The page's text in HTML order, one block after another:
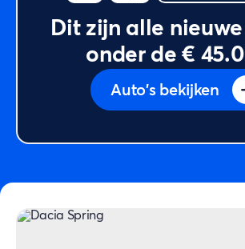
Dit zijn alle
onder de €
Auto's bekijken